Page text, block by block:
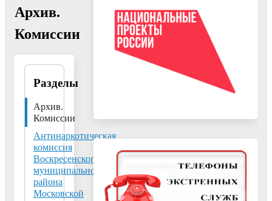
Архив.
Комиссии
Разделы
Архив.
Комиссии
Антинаркотическая
комиссия
Воскресенского
муниципального
района
Московской
администрации
городского округа
Воскресенск
Московской области -
отдел безопасности